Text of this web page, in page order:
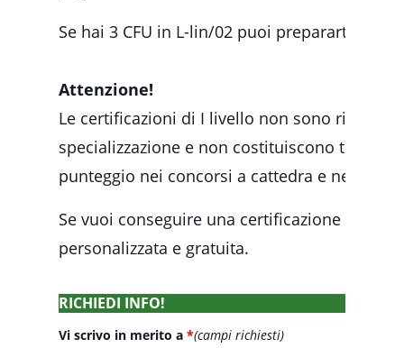
Se hai 3 CFU in L-lin/02 puoi prepararti
Attenzione!
Le certificazioni di I livello non sono
specializzazione e non costituiscono titolo
punteggio nei concorsi a cattedra e nelle
Se vuoi conseguire una certificazione di II
personalizzata e gratuita.
RICHIEDI INFO!
Vi scrivo in merito a *(campi richiesti)